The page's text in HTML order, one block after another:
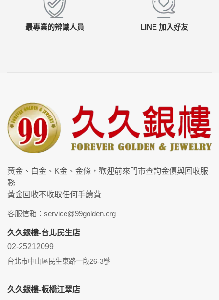
最專業的辨識人員 LINE 加入好友
黃金、白金、K金、金條，歡迎前來門市查詢金價與回收服
務
黃金回收不收取任何手續費
客服信箱：service@99golden.org
久久銀樓-台北民生店
02-25212099
台北市中山區民生東路一段26-3號
久久銀樓-板橋江翠店